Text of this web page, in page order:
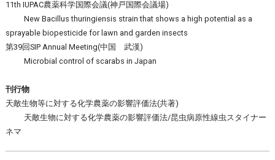
11th IUPAC農薬科学国際会議(神戸国際会議場)
New Bacillus thuringiensis strain that shows a high potential as a
sprayable biopesticide for lawn and garden insects
第39回SIP Annual Meeting(中国 武漢)
Microbial control of scarabs in Japan
刊行物
天敵生物等に対する化学農薬の影響評価法(共著)
天敵生物に対する化学農薬の影響評価法/昆虫病原性線虫スタイナー
ネマ